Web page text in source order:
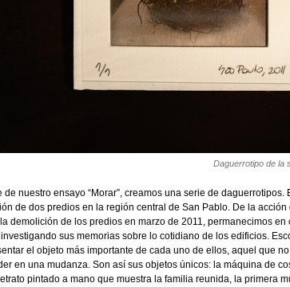
Daguerrotipo de la
de nuestro ensayo “Morar”, creamos una serie de daguerrotipos.
de dos predios en la región central de San Pablo. De la
demolición de los predios en marzo de 2011, permanecimos en
sus memorias sobre lo cotidiano de los edificios.
el objeto más importante de cada uno de ellos, aquel que
en una mudanza. Son así sus objetos únicos: la máquina de
pintado a mano que muestra la familia reunida, la primera